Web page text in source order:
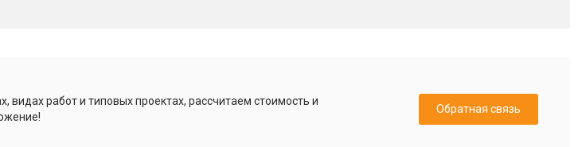
видах работ и типовых проектах, рассчитаем стоимость и
Обратная связь